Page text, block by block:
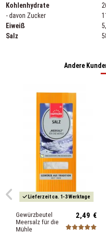
Kohlenhydrate
- davon Zucker
Eiweiß
Salz
Andere
Lieferzeit ca. 1-3 Werktage
Gewürzbeutel
Meersalz für die
Mühle
2,49 €